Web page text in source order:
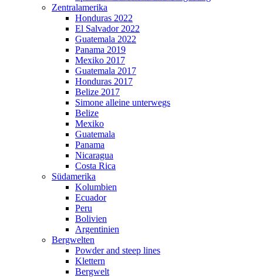
Zentralamerika
Honduras 2022
El Salvador 2022
Guatemala 2022
Panama 2019
Mexiko 2017
Guatemala 2017
Honduras 2017
Belize 2017
Simone alleine unterwegs
Belize
Mexiko
Guatemala
Panama
Nicaragua
Costa Rica
Südamerika
Kolumbien
Ecuador
Peru
Bolivien
Argentinien
Bergwelten
Powder and steep lines
Klettern
Bergwelt